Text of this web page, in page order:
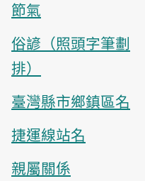
節氣
俗諺（照頭字筆劃
排）
臺灣縣市鄉鎮區名
捷運線站名
親屬關係